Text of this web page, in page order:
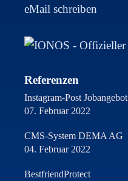
eMail schreiben
Referenzen
Instagram-Post Jobangebot
07. Februar 2022
CMS-System DEMA AG
04. Februar 2022
BestfriendProtect